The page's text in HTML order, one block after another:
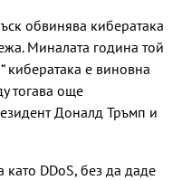
обвинява кибератака
Миналата година той
кибератака е виновна
тогава още
Доналд Тръмп и
като DDoS, без да даде